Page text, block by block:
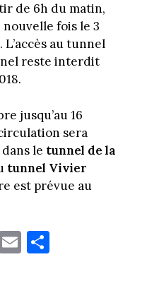
de 6h du matin,
fois le 3
L’accès au tunnel
reste interdit
jusqu’au 16
sera
le tunnel de la
tunnel Vivier
est prévue au
E
m
Pa